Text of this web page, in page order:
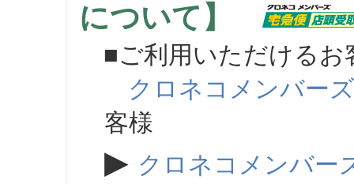
について】
■ご利用いただけるお
クロネコメンバーズ
客様
▶ クロネコメンバー